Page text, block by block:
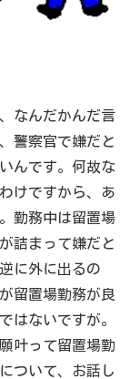
なんだかんだ言
警察官で嫌だと
んです。何故な
けですから、あ
勤務中は留置場
詰まって嫌だと
に外に出るの
留置場勤務が良
はないですが。
叶って留置場勤
ついて、お話し